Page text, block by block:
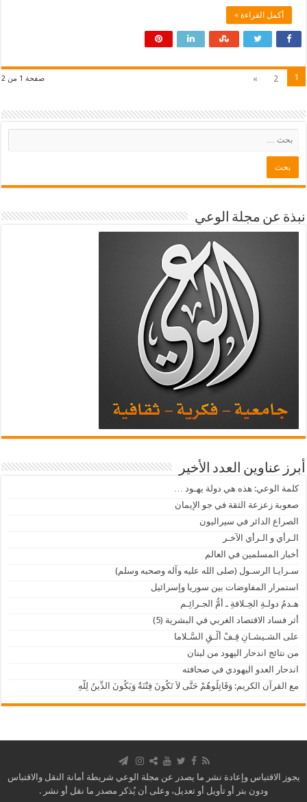
أكمل القراءة »
صفحة 1 من 2 1
2
»
نبذة عن مجلة الوعي
أبرز عناوين العدد الأخير
كلمة الوعي: هذه هي دولة يهـود …
صعوبة زعزعة الثقة في جو الإيمان
الصراع الدائر في سيراليون
الـرأي و الـرأي الآخـر
أخبار المسلمين في العالم
سـرايـا الرسـول (صلى الله عليه وآله وصحبه وسلم)
استمرار المفاوضات بين سوريا وإسرائيل
هـدمُ دولـةِ الخِـلافةِ ـ أُمُّ الجـرائِـم
أثر فساد الاقتصاد الغربي في البشرية (5)
على الشـيشـانِ قِـفْ أَلْـقِ السَّـلاما
من نتائج اندحار اليهود من لبنان
اندحار العدو اليهودي في صحافته
مع القرآن الكريم: وَقَاتِلُوهُمْ حَتَّى لاَ تَكُونَ فِتْنَةٌ وَيَكُونَ الدِّينُ لِلّهِ
يجوز الاقتباس وإعادة نشر ما يصدر عن مجلة الوعي شريطة أمانة النقل والاقتباس
ودون بتر أو تأويل أو تعديل، وعلى أن يُذكر مصدر ما نقل أو نشر .